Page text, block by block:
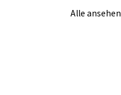
Alle ansehen